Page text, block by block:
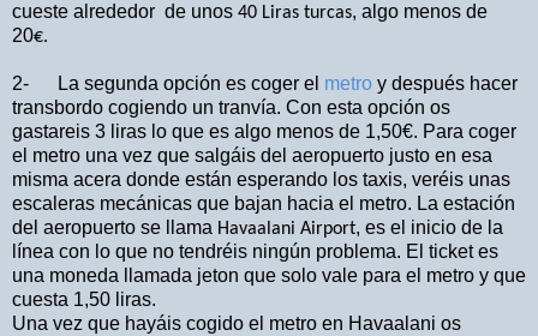
cueste alrededor de unos 40 Liras turcas, algo menos de
20€.
2- La segunda opción es coger el metro y después hacer
transbordo cogiendo un tranvía. Con esta opción os
gastareis 3 liras lo que es algo menos de 1,50€. Para coger
el metro una vez que salgáis del aeropuerto justo en esa
misma acera donde están esperando los taxis, veréis unas
escaleras mecánicas que bajan hacia el metro. La estación
del aeropuerto se llama Havaalani Airport, es el inicio de la
línea con lo que no tendréis ningún problema. El ticket es
una moneda llamada jeton que solo vale para el metro y que
cuesta 1,50 liras.
Una vez que hayáis cogido el metro en Havaalani os